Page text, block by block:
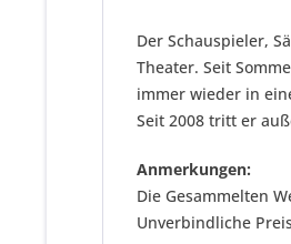
Der Schauspieler,
Theater. Seit
immer wieder in
Seit 2008 tritt er
Anmerkungen:
Die Gesammelten
Unverbindliche